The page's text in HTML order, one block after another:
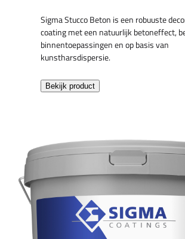
Sigma Stucco Beton is een robuuste
coating met een natuurlijk betoneffect,
binnentoepassingen en op basis van
kunstharsdispersie.
Bekijk product